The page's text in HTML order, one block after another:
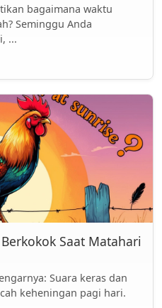
bagaimana waktu
Seminggu Anda
...
Saat Matahari
Suara keras dan
keheningan pagi hari.